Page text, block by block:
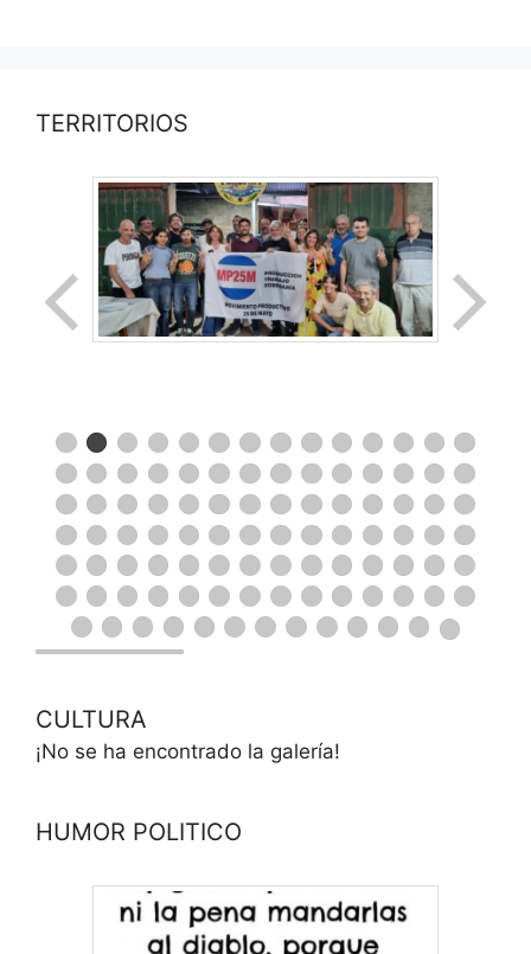
TERRITORIOS
CULTURA
¡No se ha encontrado la galería!
HUMOR POLITICO